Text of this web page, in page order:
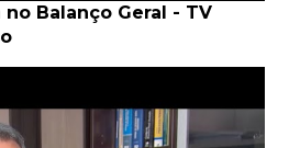
Balanço Geral - TV